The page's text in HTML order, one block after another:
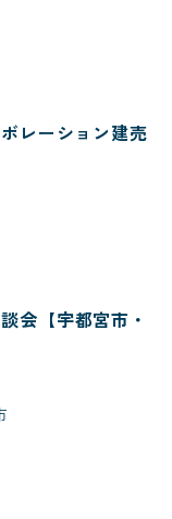
レーション建売
会【宇都宮市・